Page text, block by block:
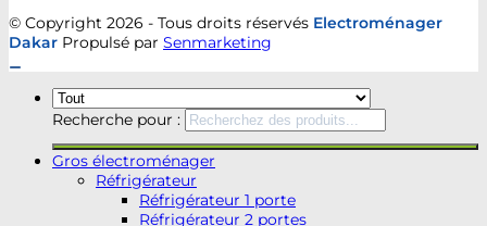
© Copyright 2026 - Tous droits réservés Electroménager
Dakar Propulsé par Senmarketing
Recherche pour :
Gros électroménager
Réfrigérateur
Réfrigérateur 1 porte
Réfrigérateur 2 portes